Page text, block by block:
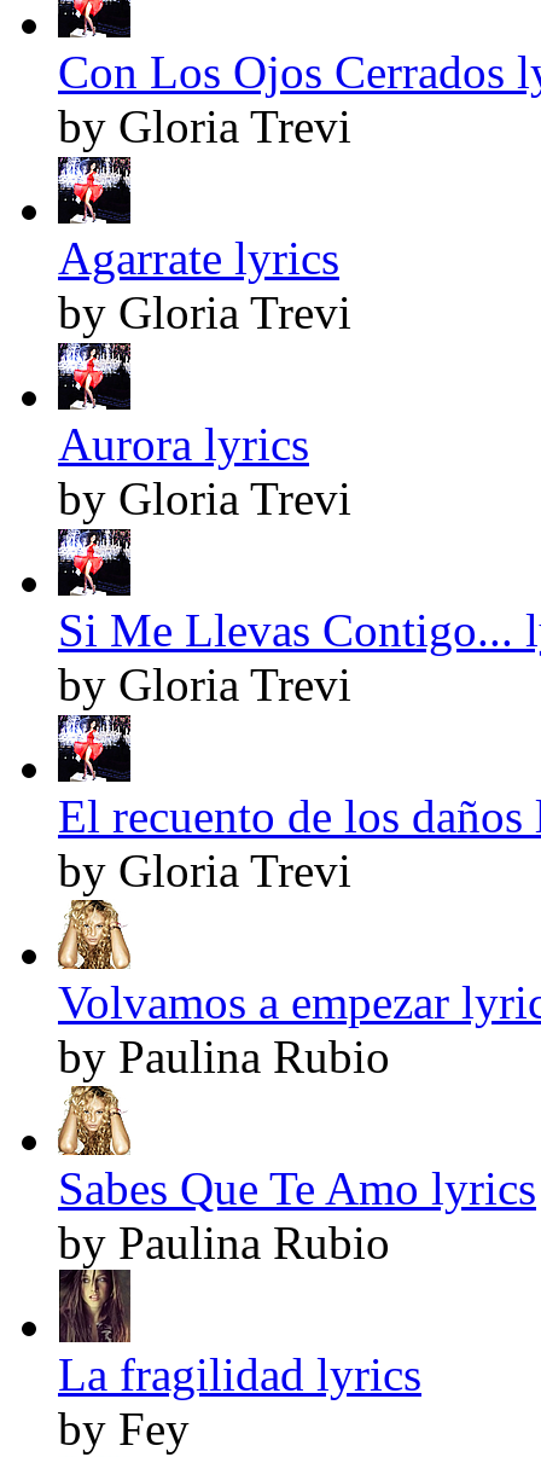
Con Los Ojos Cerrados
by Gloria Trevi
Agarrate lyrics
by Gloria Trevi
Aurora lyrics
by Gloria Trevi
Si Me Llevas Contigo...
by Gloria Trevi
El recuento de los
by Gloria Trevi
Volvamos a empezar
by Paulina Rubio
Sabes Que Te Amo lyrics
by Paulina Rubio
La fragilidad lyrics
by Fey